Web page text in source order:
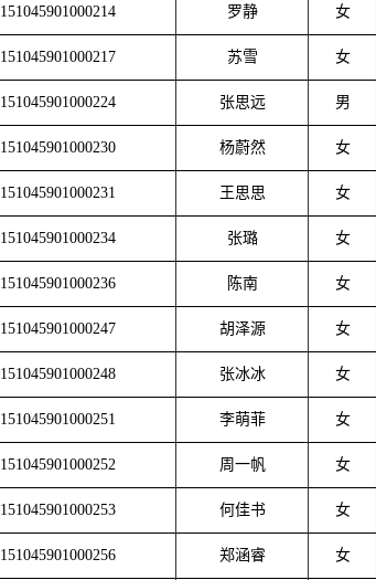
151045901000214 罗静 女
151045901000217 苏雪 女
151045901000224 张思远 男
151045901000230 杨蔚然 女
151045901000231 王思思 女
151045901000234 张璐 女
151045901000236 陈南 女
151045901000247 胡泽源 女
151045901000248 张冰冰 女
151045901000251 李萌菲 女
151045901000252 周一帆 女
151045901000253 何佳书 女
151045901000256 郑涵睿 女